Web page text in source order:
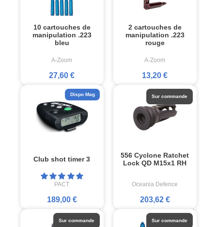
10 cartouches de
manipulation .223
bleu
A-Zoom
27,60 €
2 cartouches de
manipulation .223
rouge
A-Zoom
13,20 €
Club shot timer 3
PACT
189,00 €
Dispo Mag
556 Cyclone Ratchet
Lock QD M15x1 RH
Oceania Defence
203,62 €
Sur commande
Sur commande Sur commande